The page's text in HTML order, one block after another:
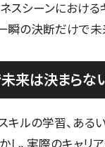
ネスシーンにおけ
瞬の決断だけで
来は決まらな
キルの学習、あ
し、実際のキャリ